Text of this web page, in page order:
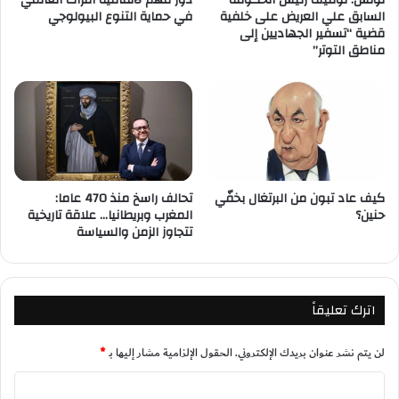
السابق علي العريض على خلفية
قضية “تسفير الجهاديين إلى
مناطق التوتر”
في حماية التنوع البيولوجي
كيف عاد تبون من البرتغال بخفّي
حنين؟
تحالف راسخ منذ 470 عاما:
المغرب وبريطانيا… علاقة تاريخية
تتجاوز الزمن والسياسة
اترك تعليقاً
لن يتم نشر عنوان بريدك الإلكتروني.الحقول الإلزامية مشار إليها بـ*